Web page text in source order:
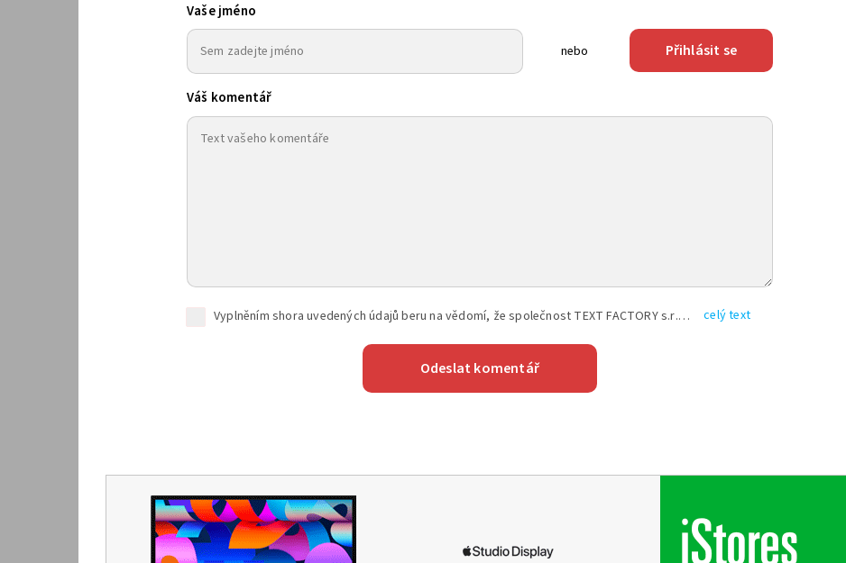
Vaše jméno
nebo Přihlásit se
Váš komentář
Vyplněním shora uvedených údajů beru na vědomí, že společnost TEXT FACTORY s.r.o., sídlem Brno, Durďákova 336/29, Černá Pole, PSČ: 613 00, IČ: 06157831, zapsané u Krajského soudu v Brně, oddíl C, vložka 100399, bude zpracovávat mé osobní údaje uvedené v rámci mnou vyplněného registračního formuláře na základě oprávněných zájmů TEXT FACTORY s.r.o. dle čl. 6 odst. 1 písm. f) GDPR a pro splnění právních povinností (čl. 6 odst. 1 písm. c) GDPR), a to pro tyto účely: nezbytnost zajistit oprávnění návštěvníka webových stránek provozovaných společností TEXT FACTORY s.r.o. přispívat aktivně ke zveřejněným článkům nebo v rámci diskusních fór a výkon práv TEXT FACTORY s.r.o. jako administrátora těchto diskusních fór. Více informací o zpracování osobních údajů a právech lze nalézt v celý text